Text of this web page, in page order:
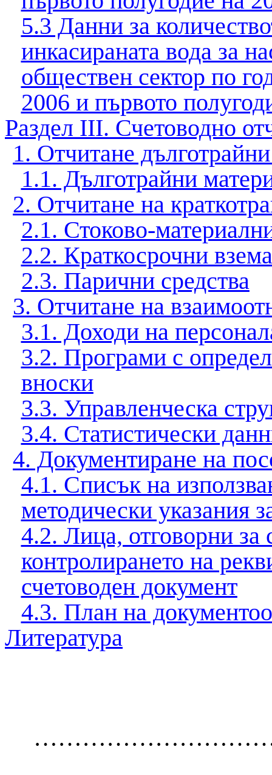
5.3 Данни за
инкасираната вода за
обществен сектор по
2006 и първото
Раздел ІІІ. Счетоводно
1. Отчитане
1.1. Дълготрайни
2. Отчитане на
2.1. Стоково-
2.2. Краткосрочни
2.3. Парични средства
3. Отчитане на
3.1. Доходи на
3.2. Програми с
вноски
3.3. Управленческа
3.4. Статистически
4. Документиране на
4.1. Списък на
методически указания
4.2. Лица, отговорни за
контролирането на
счетоводен документ
4.3. План на
Литература